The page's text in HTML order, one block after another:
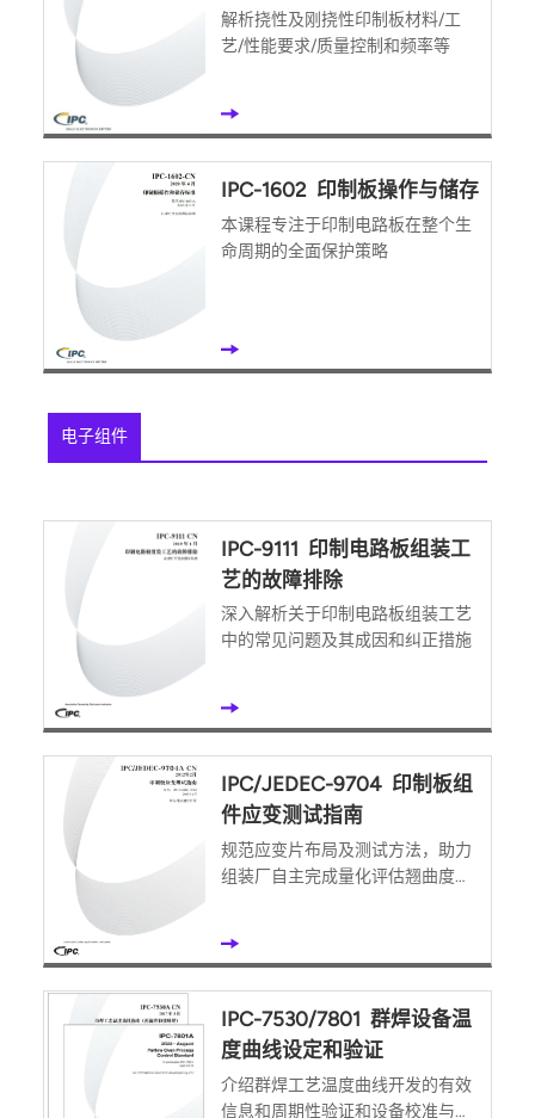
解析挠性及刚挠性印制板材料/工
艺/性能要求/质量控制和频率等
IPC-1602 印制板操作与储存
本课程专注于印制电路板在整个生
命周期的全面保护策略
电子组件
IPC-9111 印制电路板组装工
艺的故障排除
深入解析关于印制电路板组装工艺
中的常见问题及其成因和纠正措施
IPC/JEDEC-9704 印制板组
件应变测试指南
规范应变片布局及测试方法，助力
组装厂自主完成量化评估翘曲度和
IPC-7530/7801 群焊设备温
度曲线设定和验证
介绍群焊工艺温度曲线开发的有效
信息和周期性验证和设备校准与维